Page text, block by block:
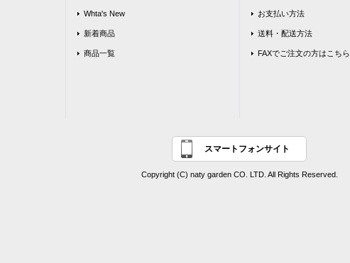
Whta's New
新着商品
商品一覧
お支払い方法
送料・配送方法
FAXでご注文の方はこちら
スマートフォンサイト
Copyright (C) naty garden CO. LTD. All Rights Reserved.